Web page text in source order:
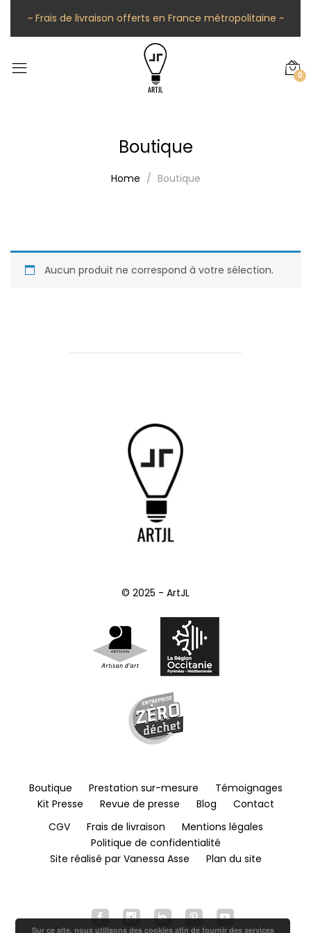
~ Frais de livraison offerts en France métropolitaine ~
0
Boutique
Home Boutique
Aucun produit ne correspond à votre sélection.
© 2025 - ArtJL
Boutique Prestation sur-mesure
Témoignages
Kit Presse
Revue de presse Blog
Contact
CGV
Frais de livraison
Mentions légales
Politique de confidentialité
Site réalisé par Vanessa Asse
Plan du site
Sur ce site, nous utilisons des cookies afin de fournir des services